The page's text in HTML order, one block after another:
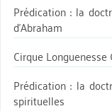
Prédication : la
d’Abraham
Cirque
Prédication : la
spirituelles